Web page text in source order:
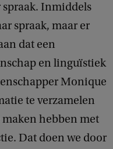
spraak. Inmiddels
spraak, maar er
dat een
en linguïstiek
Monique
te verzamelen
maken hebben met
Dat doen we door